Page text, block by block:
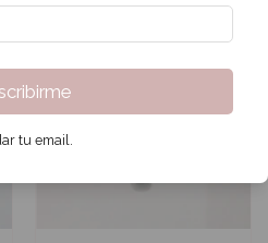
tu email.